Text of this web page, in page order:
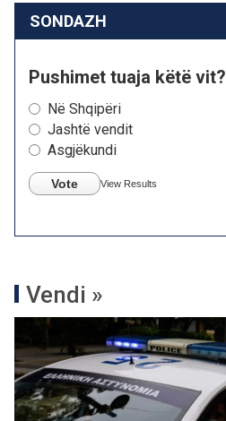
SONDAZH
Pushimet tuaja këtë vit?
Në Shqipëri
Jashtë vendit
Asgjëkundi
Vote View Results
Vendi »